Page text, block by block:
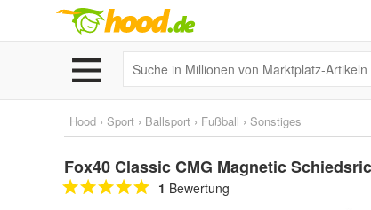
Hood › Sport › Ballsport › Fußball › Sonstiges
Fox40 Classic CMG Magnetic
1 Bewertung